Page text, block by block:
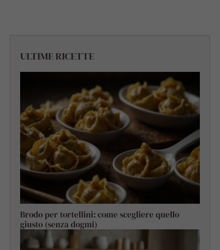
ULTIME RICETTE
Brodo per tortellini: come scegliere quello
giusto (senza dogmi)